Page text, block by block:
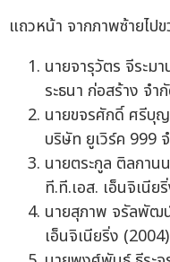
แถวหน้า จากภาพซ้ายไปข
นายจารุวัตร จีระม
ระธนา ก่อสร้าง จำ
นายขจรศักดิ์ ศรีบุญ
บริษัท ยูเวิร์ค 999
นายตระกูล ติลกาน
ที.ที.เอส. เอ็นจิเนี
นายสุภาพ จรัลพัฒ
เอ็นจิเนียริ่ง